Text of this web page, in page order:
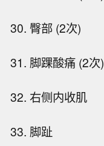
30. 臀部 (2次)
31. 脚踝酸痛 (2次)
32. 右侧内收肌
33. 脚趾